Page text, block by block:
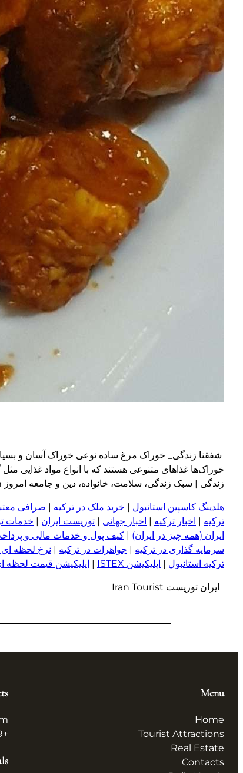
شفقنا زندگی_ خوراک مرغ ساده نوعی خوراک آسان و
خوراک‌ها غذاهای متنوعی هستند که با انواع مواد
زندگی | سبک زندگی، سلامت، خانواده، دین و جامعه امروز wp:paragraph
هلدینگ کاسپین استانبول | خرید ملک در ترکیه | صرافی
ترکیه | اخبار ترکیه | اخبار جهانی | توریست ایران | خدمات
ایران (همه چیز در ایران) | کیف پول و خدمات مالی و
سرمایه گذاری در ترکیه | جواهرات در ترکیه | نرخ لحظه ای
ترکیه استانبول | اپلیکیشن ISTEX | اپلیکیشن قیمت لحظه
ایران توریست Iran Tourist
Menu
Home
Tourist Attractions
Real Estate
Contacts
+123456789